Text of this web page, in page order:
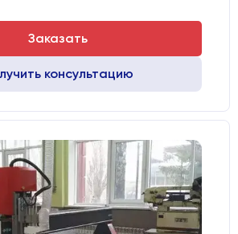
Заказать
консультацию